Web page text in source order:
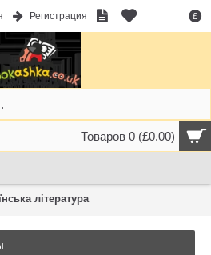
£
Регистрация
Товаров 0 (£0.00)
література